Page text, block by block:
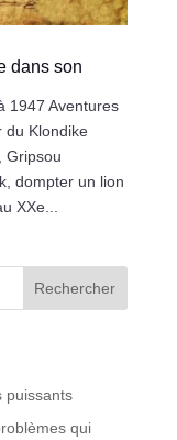
dans son
1947 Aventures
du Klondike
Gripsou
dompter un lion
XXe...
Rechercher
puissants
qui